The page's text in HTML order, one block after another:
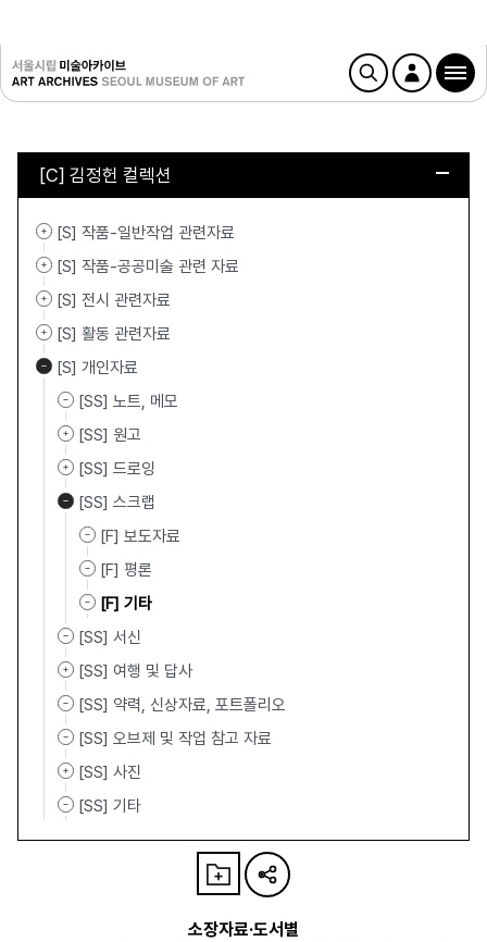
[C] 김정헌 컬렉션
[S] 작품-일반작업 관련자료
[S] 작품-공공미술 관련 자료
[S] 전시 관련자료
[S] 활동 관련자료
[S] 개인자료
[SS] 노트, 메모
[SS] 원고
[SS] 드로잉
[SS] 스크랩
[F] 보도자료
[F] 평론
[F] 기타
[SS] 서신
[SS] 여행 및 답사
[SS] 약력, 신상자료, 포트폴리오
[SS] 오브제 및 작업 참고 자료
[SS] 사진
[SS] 기타
소장자료·도서별